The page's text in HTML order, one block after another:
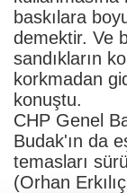
baskılara
demektir. Ve
sandıkların
korkmadan
konuştu.
CHP Genel
Budak'ın da
temasları
(Orhan